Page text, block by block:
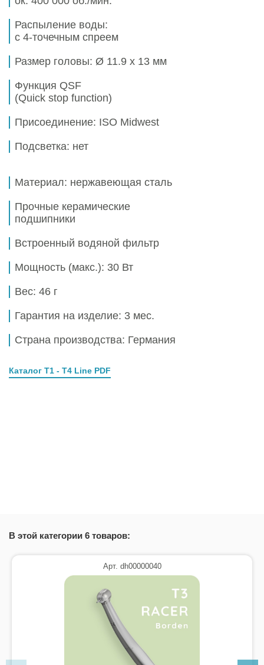
Распыление воды:
с 4-точечным спреем
Размер головы: Ø 11.9 х 13 мм
Функция QSF
(Quick stop function)
Присоединение: ISO Midwest
Подсветка: нет
Материал: нержавеющая сталь
Прочные керамические
подшипники
Встроенный водяной фильтр
Мощность (макс.): 30 Вт
Вес: 46 г
Гарантия на изделие: 3 мес.
Страна производства: Германия
Каталог T1 - T4 Line PDF
В этой категории 6 товаров:
Арт. dh00000040